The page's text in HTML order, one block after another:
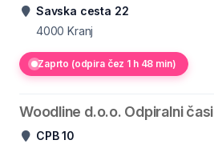
Savska cesta 22
4000 Kranj
Zaprto (odpira čez 1 h 48 min)
Woodline d.o.o. Odpiralni časi
CPB 10